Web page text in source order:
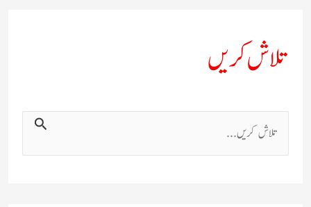
تلاش کریں
ل